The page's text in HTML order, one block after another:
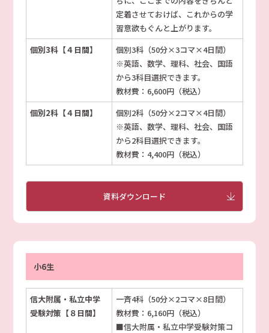
定着させておけば、これからの学
習意欲もぐんと上がります。
個別3科【４日間】
個別3科（50分×3コマ×4日間）
※英語、数学、理科、社会、国語
から3科目選択できます。
教材費：6,600円（税込）
個別2科【４日間】
個別2科（50分×2コマ×4日間）
※英語、数学、理科、社会、国語
から2科目選択できます。
教材費：4,400円（税込）
資料ダウンロード
小6生
信大附属・私立中学
受験対策【８日間】
一斉4科（50分×2コマ×8日間）
教材費：6,160円（税込）
■信大附属・私立中学受験対策コ